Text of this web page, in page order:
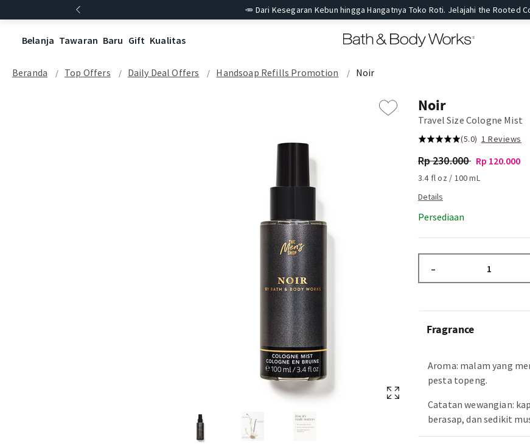
🥕 Dari Kesegaran Kebun hingga Hangatnya Toko Roti. Jelajahi the Rooted
Belanja Tawaran Baru Gift Kualitas
Beranda Top Offers Daily Deal Offers Handsoap Refills Promotion Noir
Noir
Travel Size Cologne Mist
(5.0) 1 Reviews
Rp 230.000 Rp 120.000
3.4 fl oz / 100 mL
Persediaan
–
Fragrance
Aroma: malam yang
pesta topeng.
Catatan wewangian:
berasap, dan sedikit